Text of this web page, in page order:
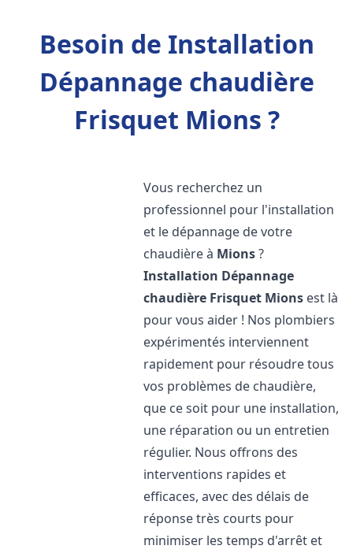
Besoin de Installation
Dépannage chaudière
Frisquet Mions ?
Vous recherchez un
professionnel pour l'installation
et le dépannage de votre
chaudière à Mions?
Installation Dépannage
chaudière Frisquet Mions est là
pour vous aider ! Nos plombiers
expérimentés interviennent
rapidement pour résoudre tous
vos problèmes de chaudière,
que ce soit pour une installation,
une réparation ou un entretien
régulier. Nous offrons des
interventions rapides et
efficaces, avec des délais de
réponse très courts pour
minimiser les temps d'arrêt et